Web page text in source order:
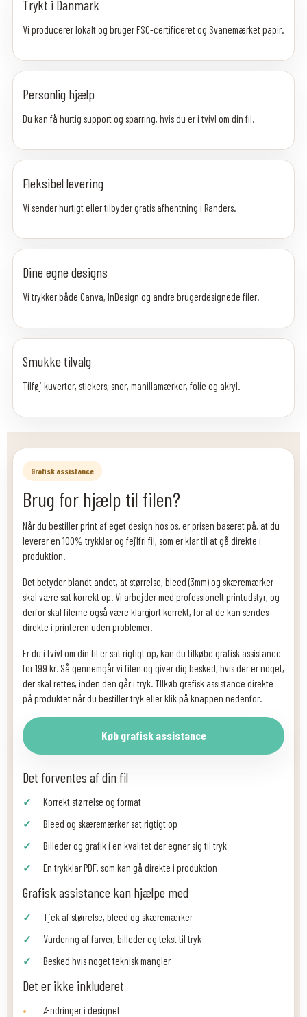
Trykt i Danmark
Vi producerer lokalt og bruger FSC-certificeret og Svanemærket papir.
Personlig hjælp
Du kan få hurtig support og sparring, hvis du er i tvivl om din fil.
Fleksibel levering
Vi sender hurtigt eller tilbyder gratis afhentning i Randers.
Dine egne designs
Vi trykker både Canva, InDesign og andre brugerdesignede filer.
Smukke tilvalg
Tilføj kuverter, stickers, snor, manillamærker, folie og akryl.
Grafisk assistance
Brug for hjælp til filen?
Når du bestiller print af eget design hos os, er prisen baseret på, at du
leverer en 100% trykklar og fejlfri fil, som er klar til at gå direkte i
produktion.
Det betyder blandt andet, at størrelse, bleed (3mm) og skæremærker
skal være sat korrekt op. Vi arbejder med professionelt printudstyr, og
derfor skal filerne også være klargjort korrekt, for at de kan sendes
direkte i printeren uden problemer.
Er du i tvivl om din fil er sat rigtigt op, kan du tilkøbe grafisk assistance
for 199 kr. Så gennemgår vi filen og giver dig besked, hvis der er noget,
der skal rettes, inden den går i tryk. TIlkøb grafisk assistance direkte
på produktet når du bestiller tryk eller klik på knappen nedenfor.
Køb grafisk assistance
Det forventes af din fil
Korrekt størrelse og format
Bleed og skæremærker sat rigtigt op
Billeder og grafik i en kvalitet der egner sig til tryk
En trykklar PDF, som kan gå direkte i produktion
Grafisk assistance kan hjælpe med
Tjek af størrelse, bleed og skæremærker
Vurdering af farver, billeder og tekst til tryk
Besked hvis noget teknisk mangler
Det er ikke inkluderet
Ændringer i designet